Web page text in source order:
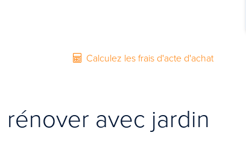
Calculez les frais d'acte d'achat
avec jardin